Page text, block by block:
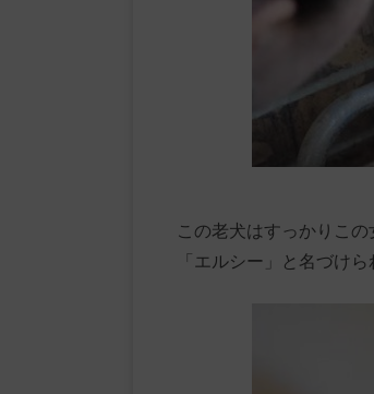
この老犬はすっかりこ
「エルシー」と名づけら